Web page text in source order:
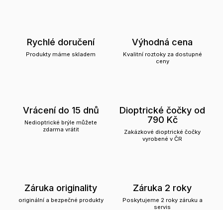
Rychlé doručení
Produkty máme skladem
Výhodná cena
Kvalitní roztoky za dostupné
ceny
Vrácení do 15 dnů
Nedioptrické brýle můžete
zdarma vrátit
Dioptrické čočky od
790 Kč
Zakázkové dioptrické čočky
vyrobené v ČR
Záruka originality
originální a bezpečné produkty
Záruka 2 roky
Poskytujeme 2 roky záruku a
servis